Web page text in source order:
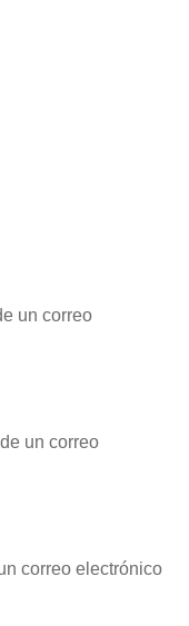
un correo
un correo
correo electrónico